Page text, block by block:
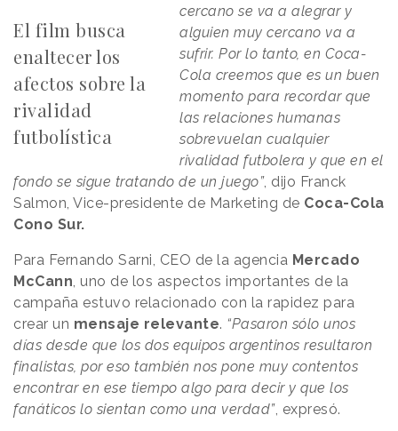
El film busca
enaltecer los
afectos sobre la
rivalidad
futbolística
cercano se va a alegrar y
alguien muy cercano va a
sufrir. Por lo tanto, en Coca-
Cola creemos que es un buen
momento para recordar que
las relaciones humanas
sobrevuelan cualquier
rivalidad futbolera y que en el
fondo se sigue tratando de un juego”, dijo Franck
Salmon, Vice-presidente de Marketing de Coca-Cola
Cono Sur.
Para Fernando Sarni, CEO de la agencia Mercado
McCann, uno de los aspectos importantes de la
campaña estuvo relacionado con la rapidez para
crear un mensaje relevante. “Pasaron sólo unos
días desde que los dos equipos argentinos resultaron
finalistas, por eso también nos pone muy contentos
encontrar en ese tiempo algo para decir y que los
fanáticos lo sientan como una verdad”, expresó.